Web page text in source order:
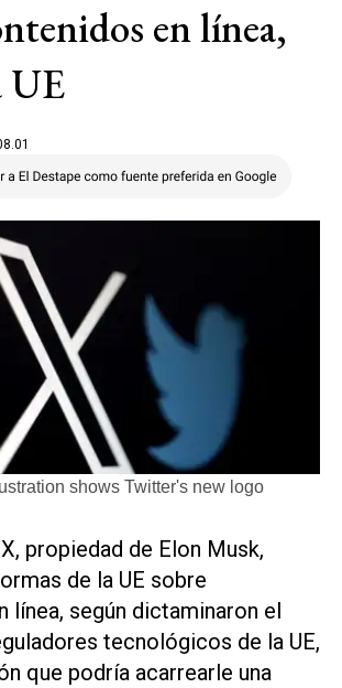
en línea,
UE
shows Twitter's new logo
propiedad de Elon Musk,
de la UE sobre
línea, según dictaminaron el
tecnológicos de la UE,
que podría acarrearle una